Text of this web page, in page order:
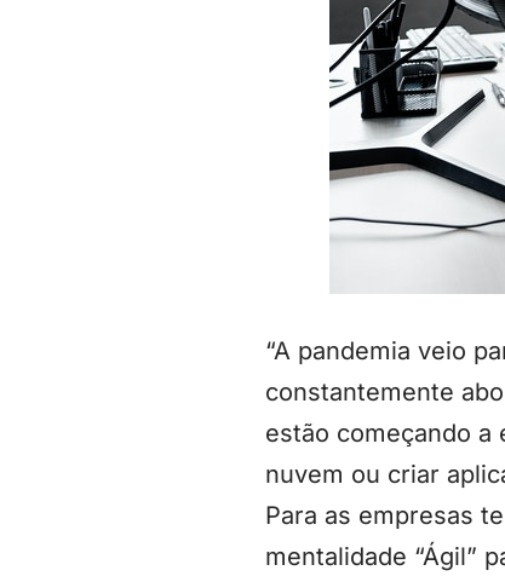
“A pandemia veio
constantemente
estão começando a
nuvem ou criar
Para as empresas
mentalidade “Ágil”